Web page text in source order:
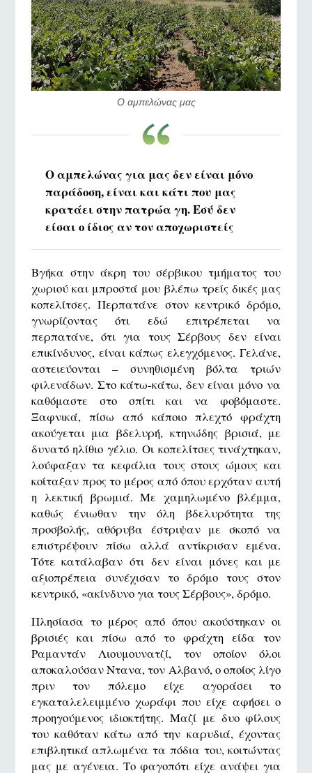
Ο αμπελώνας μας
Ο αμπελώνας για μας δεν είναι μόνο
παράδοση, είναι και κάτι που μας
κρατάει στην πατρώα γη. Εσύ δεν
είσαι ο ίδιος αν τον αποχωριστείς
Βγήκα στην άκρη του σέρβικου τμήματος του
χωριού και μπροστά μου βλέπω τρείς δικές μας
κοπελίτσες. Περπατάνε στον κεντρικό δρόμο,
γνωρίζοντας ότι εδώ επιτρέπεται να
περπατάνε, ότι για τους Σέρβους δεν είναι
επικίνδυνος, είναι κάπως ελεγχόμενος. Γελάνε,
αστειεύονται – συνηθισμένη βόλτα τριών
φιλενάδων. Στο κάτω-κάτω, δεν είναι μόνο να
καθόμαστε στο σπίτι και να φοβόμαστε.
Ξαφνικά, πίσω από κάποιο πλεχτό φράχτη
ακούγεται μια βδελυρή, κτηνώδης βρισιά, με
δυνατό ηλίθιο γέλιο. Οι κοπελίτσες τινάχτηκαν,
λούφαξαν τα κεφάλια τους στους ώμους και
κοίταξαν προς το μέρος από όπου ερχόταν αυτή
η λεκτική βρωμιά. Με χαμηλωμένο βλέμμα,
καθώς ένιωθαν την όλη βδελυρότητα της
προσβολής, αθόρυβα έστριψαν με σκοπό να
επιστρέψουν πίσω αλλά αντίκρισαν εμένα.
Τότε κατάλαβαν ότι δεν είναι μόνες και με
αξιοπρέπεια συνέχισαν το δρόμο τους στον
κεντρικό, «ακίνδυνο για τους Σέρβους», δρόμο.
Πλησίασα το μέρος από όπου ακούστηκαν οι
βρισιές και πίσω από το φράχτη είδα τον
Ραμαντάν Λιουμουνατζί, τον οποίον όλοι
αποκαλούσαν Ντανα, τον Αλβανό, ο οποίος λίγο
πριν τον πόλεμο είχε αγοράσει το
εγκαταλελειμμένο χωράφι που είχε αφήσει ο
προηγούμενος ιδιοκτήτης. Μαζί με δυο φίλους
του καθόταν κάτω από την καρυδιά, έχοντας
επιβλητικά απλωμένα τα πόδια του, κοιτώντας
μας με αγένεια. Το φαγοπότι είχε ανάψει για